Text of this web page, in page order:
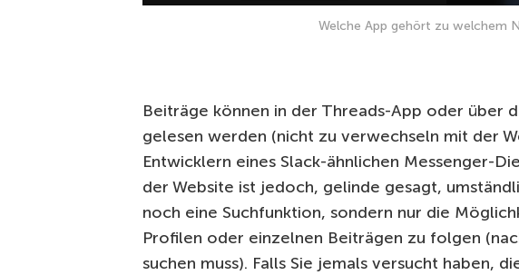
Welche App gehört zu welchem
Beiträge können in der Threads-App oder über
gelesen werden (nicht zu verwechseln mit der
Entwicklern eines Slack-ähnlichen Messenger-
der Website ist jedoch, gelinde gesagt,
noch eine Suchfunktion, sondern nur die
Profilen oder einzelnen Beiträgen zu folgen
suchen muss). Falls Sie jemals versucht haben,